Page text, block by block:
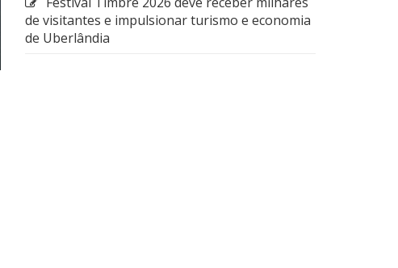
de visitantes e impulsionar turismo e economia
de Uberlândia